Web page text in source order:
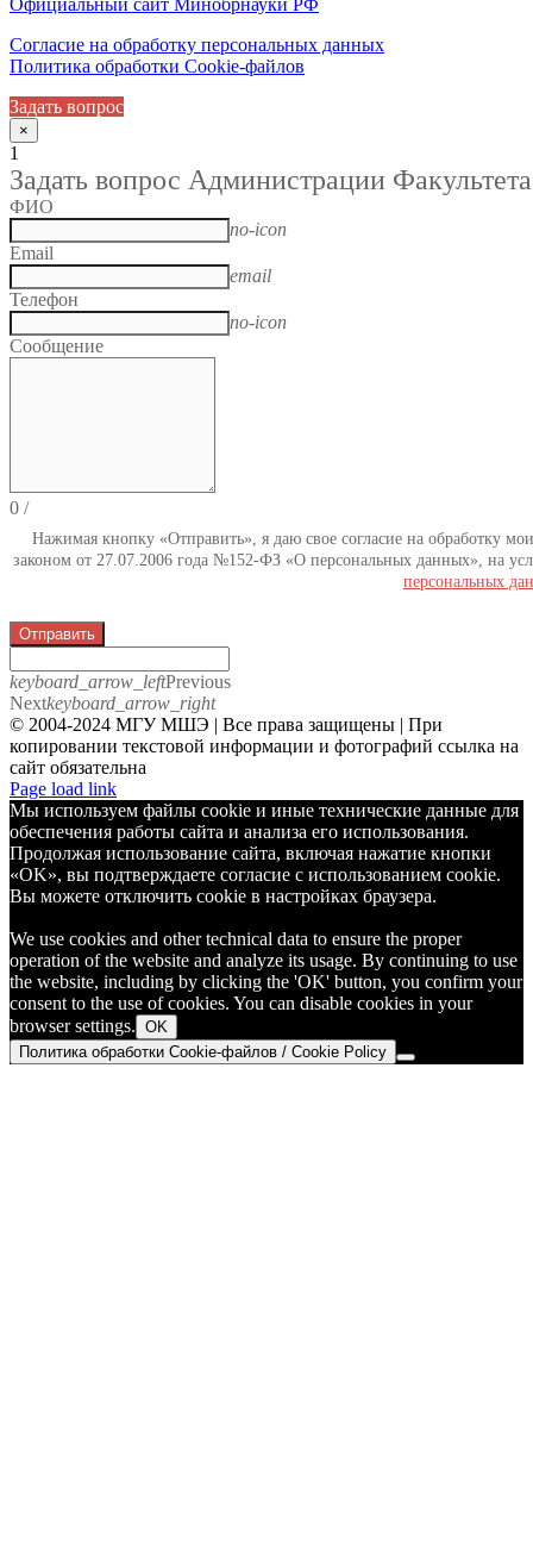
Официальный сайт Минобрнауки РФ
Согласие на обработку персональных данных
Политика обработки Cookie-файлов
Задать вопрос
×
1
Задать вопрос Администрации Факультета
ФИО
no-icon
Email
email
Телефон
no-icon
Сообщение
0 /
Нажимая кнопку «Отправить», я даю свое согласие на обработку
законом от 27.07.2006 года №152-ФЗ «О персональных данных», на
персональных
Отправить
keyboard_arrow_leftPrevious
Nextkeyboard_arrow_right
© 2004-2024 МГУ МШЭ | Все права защищены | При
копировании текстовой информации и фотографий ссылка на
сайт обязательна
Telegram
Page load link
Мы используем файлы cookie и иные технические данные для
обеспечения работы сайта и анализа его использования.
Продолжая использование сайта, включая нажатие кнопки
«OK», вы подтверждаете согласие с использованием cookie.
Вы можете отключить cookie в настройках браузера.
We use cookies and other technical data to ensure the proper
operation of the website and analyze its usage. By continuing to use
the website, including by clicking the 'OK' button, you confirm your
consent to the use of cookies. You can disable cookies in your
browser settings. OK
Политика обработки Cookie-файлов / Cookie Policy